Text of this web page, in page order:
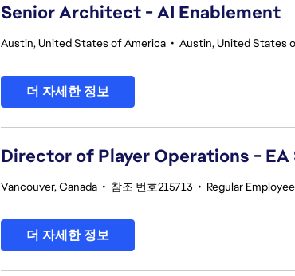
Senior Architect - AI Enablement
Austin, United States of America • Austin, United States
더 자세한 정보
Director of Player Operations - EA
Vancouver, Canada • 참조 번호215713 • Regular Employee
더 자세한 정보